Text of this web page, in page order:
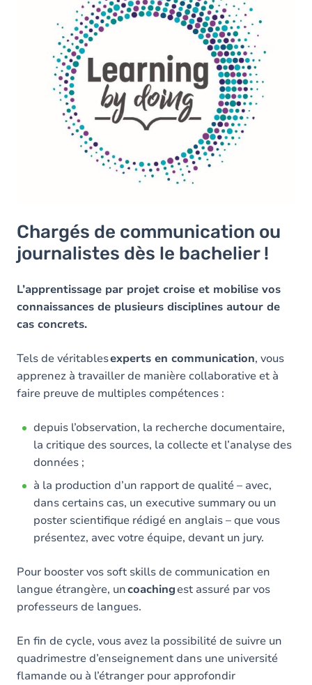
Chargés de communication ou
journalistes dès le bachelier !
L’apprentissage par projet croise et mobilise vos
connaissances de plusieurs disciplines autour de
cas concrets.
Tels de véritablesexperts en communication, vous
apprenez à travailler de manière collaborative et à
faire preuve de multiples compétences :
depuis l’observation, la recherche documentaire,
la critique des sources, la collecte et l’analyse des
données ;
à la production d’un rapport de qualité – avec,
dans certains cas, un executive summary ou un
poster scientifique rédigé en anglais – que vous
présentez, avec votre équipe, devant un jury.
Pour booster vos soft skills de communication en
langue étrangère, uncoachingest assuré par vos
professeurs de langues.
En fin de cycle, vous avez la possibilité de suivre un
quadrimestre d’enseignement dans une université
flamande ou à l’étranger pour approfondir